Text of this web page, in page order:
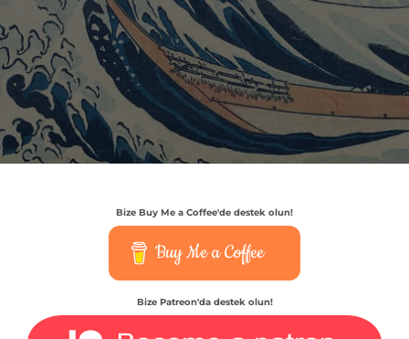
Bize Buy Me a Coffee'de destek olun!
Buy Me a Coffee
Bize Patreon'da destek olun!